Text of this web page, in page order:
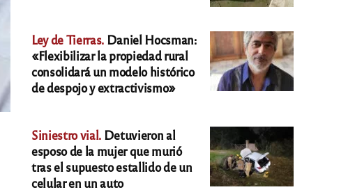
Ley de Tierras. Daniel Hocsman:
«Flexibilizar la propiedad rural
consolidará un modelo histórico
de despojo y extractivismo»
Siniestro vial. Detuvieron al
esposo de la mujer que murió
tras el supuesto estallido de un
celular en un auto